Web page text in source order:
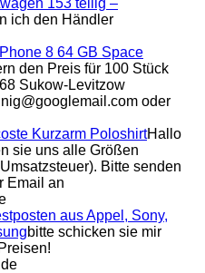
ich den Händler
8 64 GB Space
den Preis für 100 Stück
Sukow-Levitzow
oder
Kurzarm PoloshirtHallo
sie uns alle Größen
Bitte senden
Email an
aus Appel, Sony,
bitte schicken sie mir